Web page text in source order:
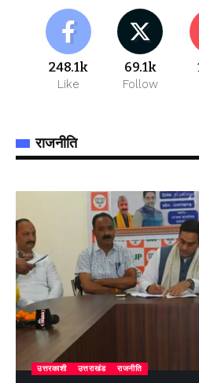
248.1k
Like
69.1k
Follow
राजनीति
उत्तरकाशी उत्तराखंड राजनीति